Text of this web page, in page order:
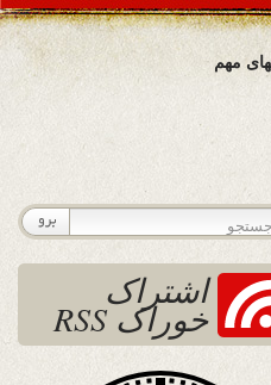
مهم
اشتراک
خوراک RSS